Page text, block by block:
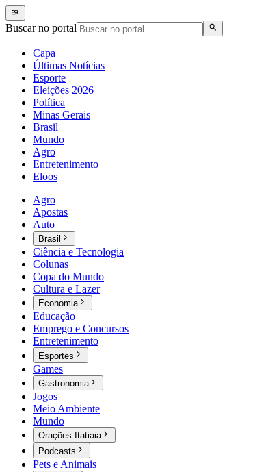
Buscar no portal
Capa
Últimas Notícias
Esporte
Eleições 2026
Política
Minas Gerais
Brasil
Mundo
Agro
Entretenimento
Eloos
Agro
Apostas
Auto
Brasil
Ciência e Tecnologia
Colunas
Copa do Mundo
Cultura e Lazer
Economia
Educação
Emprego e Concursos
Entretenimento
Esportes
Games
Gastronomia
Jogos
Meio Ambiente
Mundo
Orações Itatiaia
Podcasts
Pets e Animais